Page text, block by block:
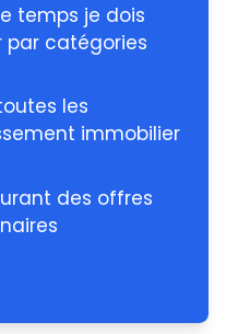
temps je dois
par catégories
les
immobilier
des offres